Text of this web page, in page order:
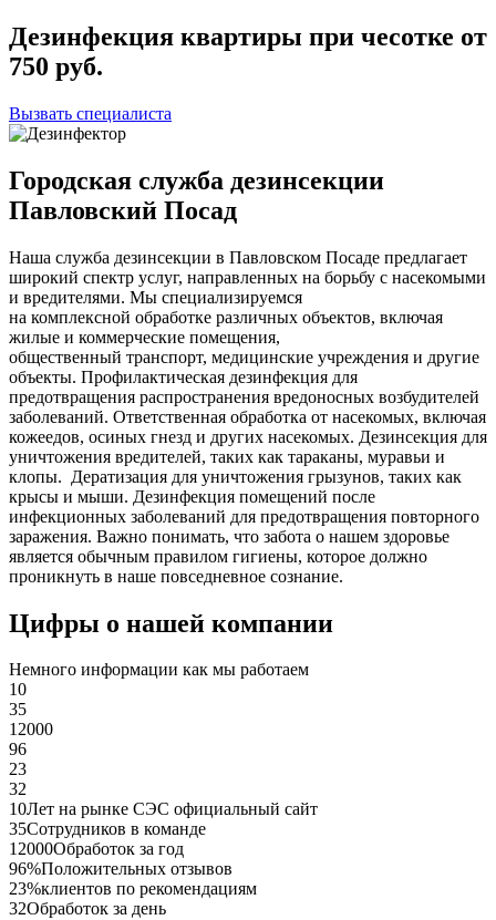
Дезинфекция квартиры при чесотке от
750 руб.
Вызвать специалиста
Городская служба дезинсекции
Павловский Посад
Наша служба дезинсекции в Павловском Посаде предлагает
широкий спектр услуг, направленных на борьбу с насекомыми
и вредителями. Мы специализируемся
на комплексной обработке различных объектов, включая
жилые и коммерческие помещения,
общественный транспорт, медицинские учреждения и другие
объекты. Профилактическая дезинфекция для
предотвращения распространения вредоносных возбудителей
заболеваний. Ответственная обработка от насекомых, включая
кожеедов, осиных гнезд и других насекомых. Дезинсекция для
уничтожения вредителей, таких как тараканы, муравьи и
клопы. Дератизация для уничтожения грызунов, таких как
крысы и мыши. Дезинфекция помещений после
инфекционных заболеваний для предотвращения повторного
заражения. Важно понимать, что забота о нашем здоровье
является обычным правилом гигиены, которое должно
проникнуть в наше повседневное сознание.
Цифры о нашей компании
Немного информации как мы работаем
10
35
12000
96
23
32
10Лет на рынке СЭС официальный сайт
35Сотрудников в команде
12000Обработок за год
96%Положительных отзывов
23%клиентов по рекомендациям
32Обработок за день